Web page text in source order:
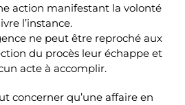
action manifestant la volonté
l’instance.
ne peut être reproché aux
du procès leur échappe et
acte à accomplir.
concerner qu’une affaire en